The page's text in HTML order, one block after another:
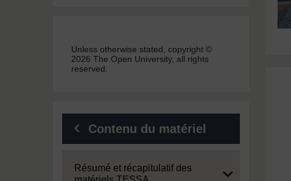
Unless otherwise stated, copyright ©
2026 The Open University, all rights
reserved.
Contenu du matériel
Expand
Résumé et récapitulatif des